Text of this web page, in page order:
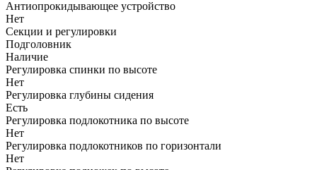
Антиопрокидывающее устройство
Нет
Секции и регулировки
Подголовник
Наличие
Регулировка спинки по высоте
Нет
Регулировка глубины сидения
Есть
Регулировка подлокотника по высоте
Нет
Регулировка подлокотников по горизонтали
Нет